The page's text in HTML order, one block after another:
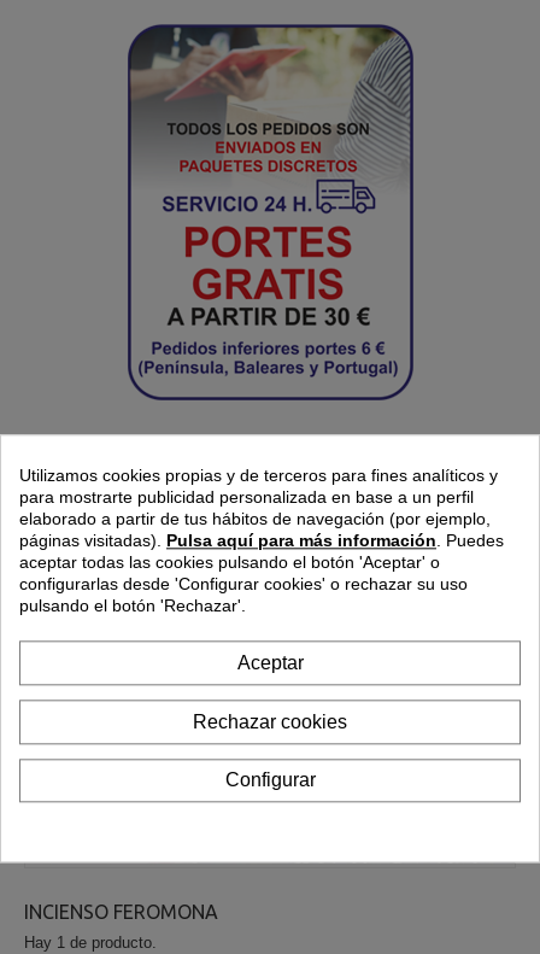
INCIENSO FEROMONA
Hay 1 de producto.
Utilizamos cookies propias y de terceros para fines analíticos y
para mostrarte publicidad personalizada en base a un perfil
elaborado a partir de tus hábitos de navegación (por ejemplo,
páginas visitadas). Pulsa aquí para más información. Puedes
aceptar todas las cookies pulsando el botón 'Aceptar' o
configurarlas desde 'Configurar cookies' o rechazar su uso
pulsando el botón 'Rechazar'.
Aceptar
Rechazar cookies
Configurar